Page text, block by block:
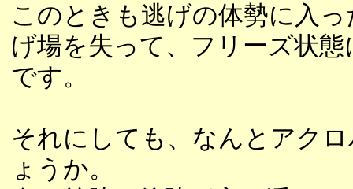
このときも逃げの体勢に入
げ場を失って、フリーズ状
です。
それにしても、なんとアク
ょうか。